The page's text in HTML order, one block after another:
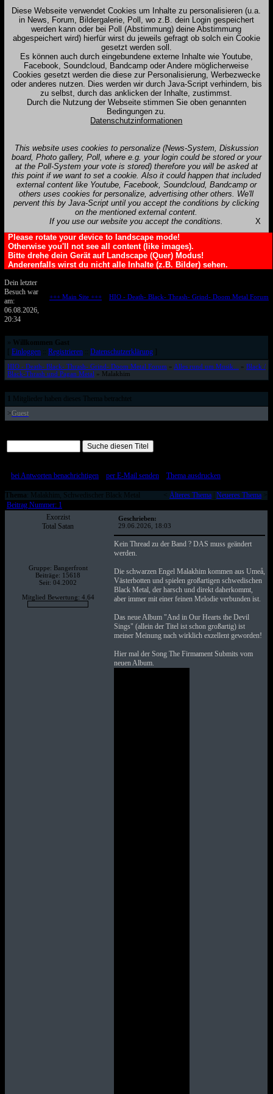
Diese Webseite verwendet Cookies um Inhalte zu personalisieren (u.a.
in News, Forum, Bildergalerie, Poll, wo z.B. dein Login gespeichert
werden kann oder bei Poll (Abstimmung) deine Abstimmung
abgespeichert wird) hierfür wirst du jeweils gefragt ob solch ein Cookie
gesetzt werden soll.
Es können auch durch eingebundene externe Inhalte wie Youtube,
Facebook, Soundcloud, Bandcamp oder Andere möglicherweise
Cookies gesetzt werden die diese zur Personalisierung, Werbezwecke
oder anderes nutzen. Dies werden wir durch Java-Script verhindern, bis
zu selbst, durch das anklicken der Inhalte, zustimmst.
Durch die Nutzung der Webseite stimmen Sie oben genannten
Bedingungen zu.
Datenschutzinformationen
This website uses cookies to personalize (News-System, Diskussion
board, Photo gallery, Poll, where e.g. your login could be stored or your
at the Poll-System your vote is stored) therefore you will be asked at
this point if we want to set a cookie. Also it could happen that included
external content like Youtube, Facebook, Soundcloud, Bandcamp or
others uses cookies for personalize, advertising other others. We'll
pervent this by Java-Script until you accept the conditions by clicking
on the mentioned external content.
If you use our website you accept the conditions.
X
Please rotate your device to landscape mode!
Otherwise you'll not see all content (like images).
Bitte drehe dein Gerät auf Landscape (Quer) Modus!
Anderenfalls wirst du nicht alle Inhalte (z.B. Bilder) sehen.
Dein letzter
Besuch war
am:
06.08.2026,
20:34
+++ Main Site +++:: HIO - Death- Black- Thrash- Grind- Doom Metal Forum
» Willkommen Gast
Einloggen:: Registrieren:: Datenschutzerklärung]
HIO - Death- Black- Thrash- Grind- Doom Metal Forum » Alles rund um Musik... » Black /
Black-Thrash und Pagan Metal » Malakhim
Mitglieder haben dieses Thema betrachtet
>Guest
bei Antworten benachrichtigen:: per E-Mail senden:: Thema ausdrucken]
Thema : Malakhim, Schwedischer Black Metal Älteres Thema| Neueres Thema>
Beitrag Nummer: 1
Exorzist
Total Satan
Gruppe: Bangerfront
Beiträge: 15618
Seit: 04.2002
Mitglied Bewertung: 4.64
Geschrieben:
29.06.2026, 18:03
Kein Thread zu der Band ? DAS muss geändert
werden.
Die schwarzen Engel Malakhim kommen aus Umeå,
Västerbotten und spielen großartigen schwedischen
Black Metal, der harsch und direkt daherkommt,
aber immer mit einer feinen Melodie verbunden ist.
Das neue Album "And in Our Hearts the Devil
Sings" (allein der Titel ist schon großartig) ist
meiner Meinung nach wirklich exzellent geworden!
Hier mal der Song The Firmament Submits vom
neuen Album.